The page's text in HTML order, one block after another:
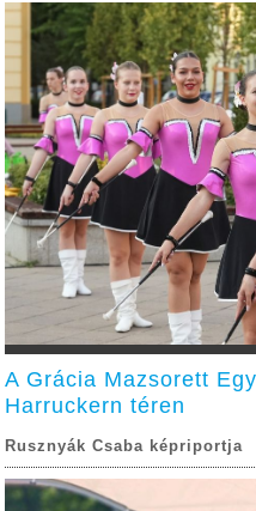
A Grácia Mazsorett
Harruckern téren
Rusznyák Csaba képriportja